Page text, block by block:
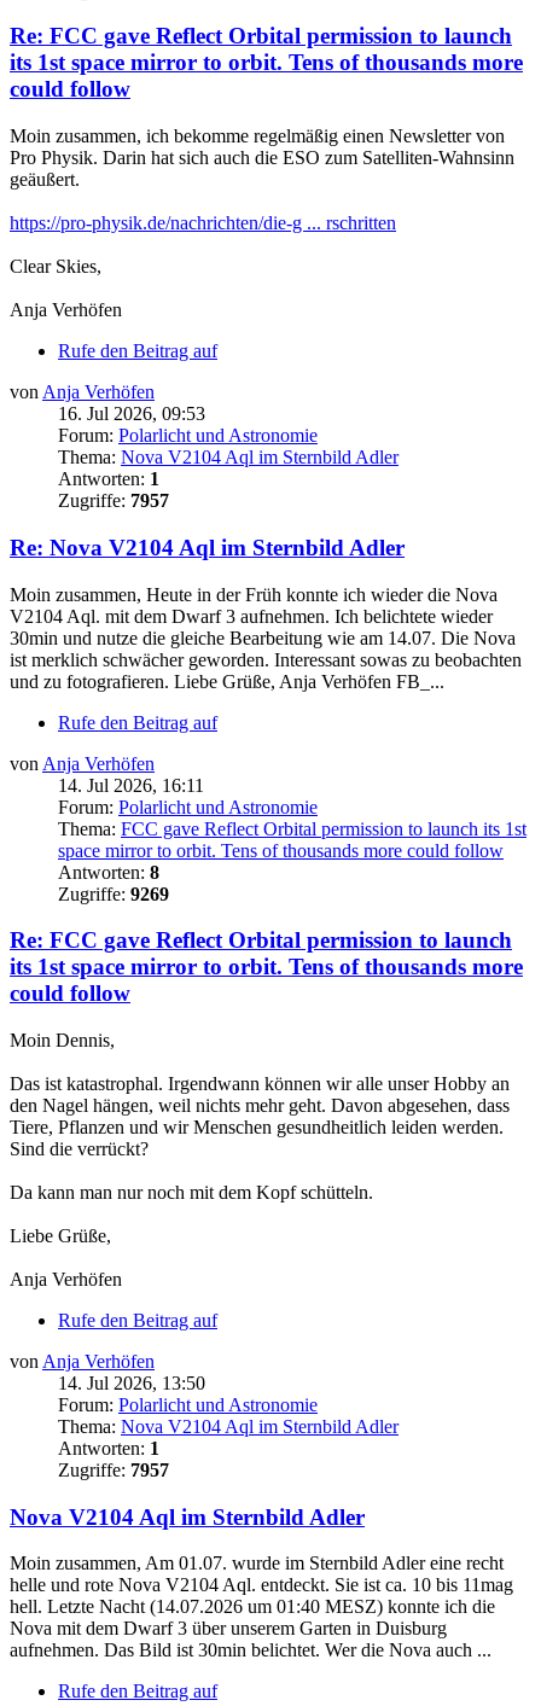
Re: FCC gave Reflect Orbital permission to launch
its 1st space mirror to orbit. Tens of thousands more
could follow
Moin zusammen, ich bekomme regelmäßig einen Newsletter von
Pro Physik. Darin hat sich auch die ESO zum Satelliten-Wahnsinn
geäußert.
https://pro-physik.de/nachrichten/die-g ... rschritten
Clear Skies,
Anja Verhöfen
Rufe den Beitrag auf
von Anja Verhöfen
16. Jul 2026, 09:53
Forum: Polarlicht und Astronomie
Thema: Nova V2104 Aql im Sternbild Adler
Antworten: 1
Zugriffe: 7957
Re: Nova V2104 Aql im Sternbild Adler
Moin zusammen, Heute in der Früh konnte ich wieder die Nova
V2104 Aql. mit dem Dwarf 3 aufnehmen. Ich belichtete wieder
30min und nutze die gleiche Bearbeitung wie am 14.07. Die Nova
ist merklich schwächer geworden. Interessant sowas zu beobachten
und zu fotografieren. Liebe Grüße, Anja Verhöfen FB_...
Rufe den Beitrag auf
von Anja Verhöfen
14. Jul 2026, 16:11
Forum: Polarlicht und Astronomie
Thema: FCC gave Reflect Orbital permission to launch its 1st
space mirror to orbit. Tens of thousands more could follow
Antworten: 8
Zugriffe: 9269
Re: FCC gave Reflect Orbital permission to launch
its 1st space mirror to orbit. Tens of thousands more
could follow
Moin Dennis,
Das ist katastrophal. Irgendwann können wir alle unser Hobby an
den Nagel hängen, weil nichts mehr geht. Davon abgesehen, dass
Tiere, Pflanzen und wir Menschen gesundheitlich leiden werden.
Sind die verrückt?
Da kann man nur noch mit dem Kopf schütteln.
Liebe Grüße,
Anja Verhöfen
Rufe den Beitrag auf
von Anja Verhöfen
14. Jul 2026, 13:50
Forum: Polarlicht und Astronomie
Thema: Nova V2104 Aql im Sternbild Adler
Antworten: 1
Zugriffe: 7957
Nova V2104 Aql im Sternbild Adler
Moin zusammen, Am 01.07. wurde im Sternbild Adler eine recht
helle und rote Nova V2104 Aql. entdeckt. Sie ist ca. 10 bis 11mag
hell. Letzte Nacht (14.07.2026 um 01:40 MESZ) konnte ich die
Nova mit dem Dwarf 3 über unserem Garten in Duisburg
aufnehmen. Das Bild ist 30min belichtet. Wer die Nova auch ...
Rufe den Beitrag auf